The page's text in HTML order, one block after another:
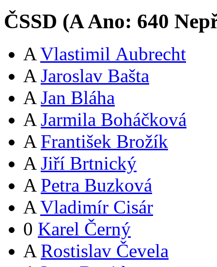
ČSSD (AAno: 640
A Vlastimil Aubrecht
A Jaroslav Bašta
A Jan Bláha
A Jarmila Boháčková
A František Brožík
A Jiří Brtnický
A Petra Buzková
A Vladimír Cisár
0 Karel Černý
A Rostislav Čevela